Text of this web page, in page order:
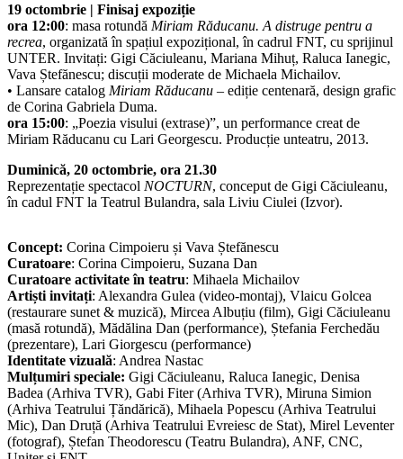
19 octombrie | Finisaj expoziție
ora 12:00: masa rotundă Miriam Răducanu. A distruge pentru a
recrea, organizată în spațiul expozițional, în cadrul FNT, cu sprijinul
UNTER. Invitați: Gigi Căciuleanu, Mariana Mihuț, Raluca Ianegic,
Vava Ștefănescu; discuții moderate de Michaela Michailov.
• Lansare catalog Miriam Răducanu – ediție centenară, design grafic
de Corina Gabriela Duma.
ora 15:00: „Poezia visului (extrase)”, un performance creat de
Miriam Răducanu cu Lari Georgescu. Producție unteatru, 2013.
Duminică, 20 octombrie, ora 21.30
Reprezentație spectacol NOCTURN, conceput de Gigi Căciuleanu,
în cadul FNT la Teatrul Bulandra, sala Liviu Ciulei (Izvor).
Concept: Corina Cimpoieru și Vava Ștefănescu
Curatoare: Corina Cimpoieru, Suzana Dan
Curatoare activitate în teatru: Mihaela Michailov
Artiști invitați: Alexandra Gulea (video-montaj), Vlaicu Golcea
(restaurare sunet & muzică), Mircea Albuțiu (film), Gigi Căciuleanu
(masă rotundă), Mădălina Dan (performance), Ștefania Ferchedău
(prezentare), Lari Giorgescu (performance)
Identitate vizuală: Andrea Nastac
Mulțumiri speciale: Gigi Căciuleanu, Raluca Ianegic, Denisa
Badea (Arhiva TVR), Gabi Fiter (Arhiva TVR), Miruna Simion
(Arhiva Teatrului Țăndărică), Mihaela Popescu (Arhiva Teatrului
Mic), Dan Druță (Arhiva Teatrului Evreiesc de Stat), Mirel Leventer
(fotograf), Ștefan Theodorescu (Teatru Bulandra), ANF, CNC,